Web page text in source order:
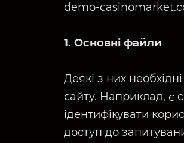
demo-
1. Основні файли
Деякі з них
сайту. Наприклад, є
ідентифікувати
доступ до